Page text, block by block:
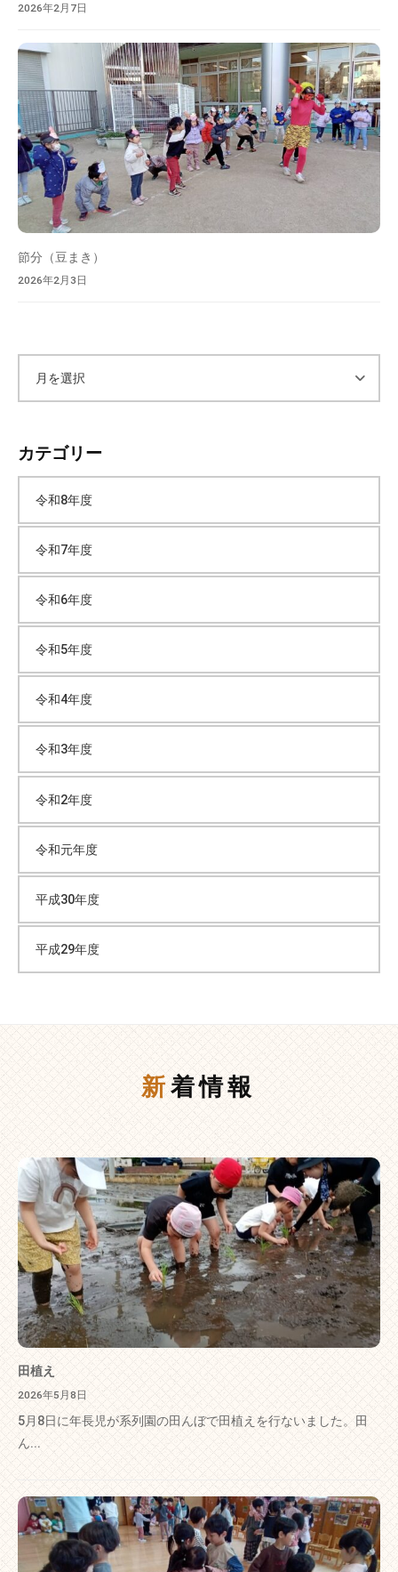
2026年2月7日
節分（豆まき）
2026年2月3日
カ
イ
ブ
カテゴリー
令和8年度
令和7年度
令和6年度
令和5年度
令和4年度
令和3年度
令和2年度
令和元年度
平成30年度
平成29年度
新着情報
田植え
2026年5月8日
5月8日に年長児が系列園の田んぼで田植えを行ないました。田
ん...